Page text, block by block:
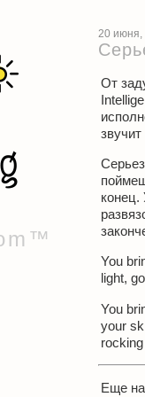
20 июня,
От
звучит
конец.
You
light,
You
your
Еще